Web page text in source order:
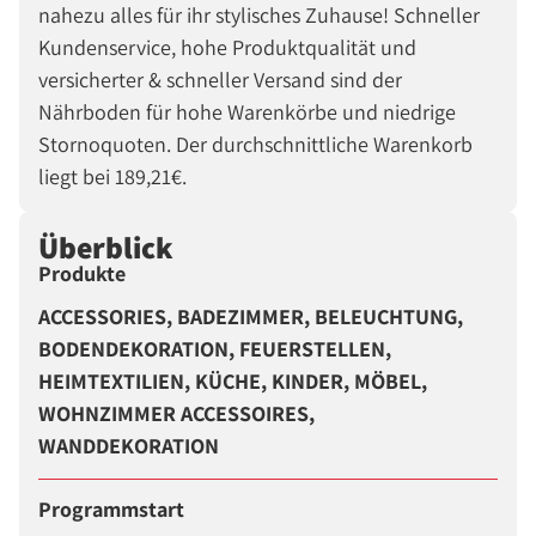
nahezu alles für ihr stylisches Zuhause! Schneller
Kundenservice, hohe Produktqualität und
versicherter & schneller Versand sind der
Nährboden für hohe Warenkörbe und niedrige
Stornoquoten. Der durchschnittliche Warenkorb
liegt bei 189,21€.
Überblick
Produkte
ACCESSORIES, BADEZIMMER, BELEUCHTUNG,
BODENDEKORATION, FEUERSTELLEN,
HEIMTEXTILIEN, KÜCHE, KINDER, MÖBEL,
WOHNZIMMER ACCESSOIRES,
WANDDEKORATION
Programmstart